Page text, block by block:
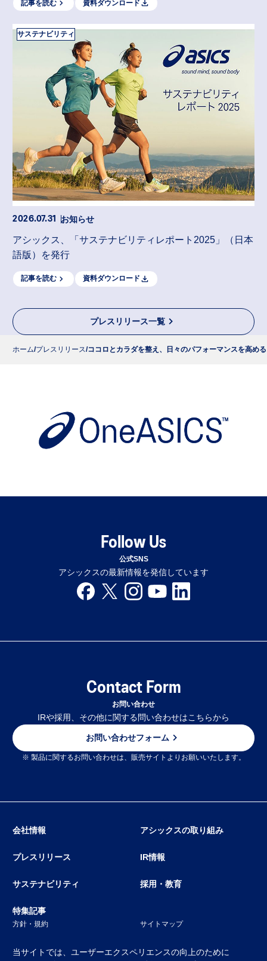
記事を読む 資料ダウンロード
サステナビリティ
2026.07.31 お知らせ
アシックス、「サステナビリティレポート2025」（日本
語版）を発行
記事を読む 資料ダウンロード
プレスリリース一覧
ホーム プレスリリース ココロとカラダを整え、日々のパフォーマンスを高め
Follow Us
公式SNS
アシックスの最新情報を発信しています
Contact Form
お問い合わせ
IRや採用、その他に関する問い合わせはこちらから
お問い合わせフォーム
※ 製品に関するお問い合わせは、販売サイトよりお願いいたします。
会社情報 アシックスの取り組み
プレスリリース IR情報
サステナビリティ 採用・教育
特集記事
方針・規約 サイトマップ
当サイトでは、ユーザーエクスペリエンスの向上のために